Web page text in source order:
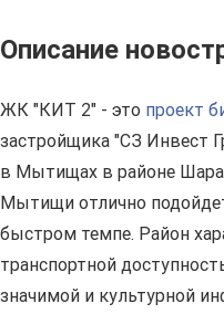
Описание
ЖК "КИТ 2" - это проект
застройщика "СЗ Инвест
в Мытищах в районе
Мытищи отлично
быстром темпе. Район
транспортной
значимой и культурной